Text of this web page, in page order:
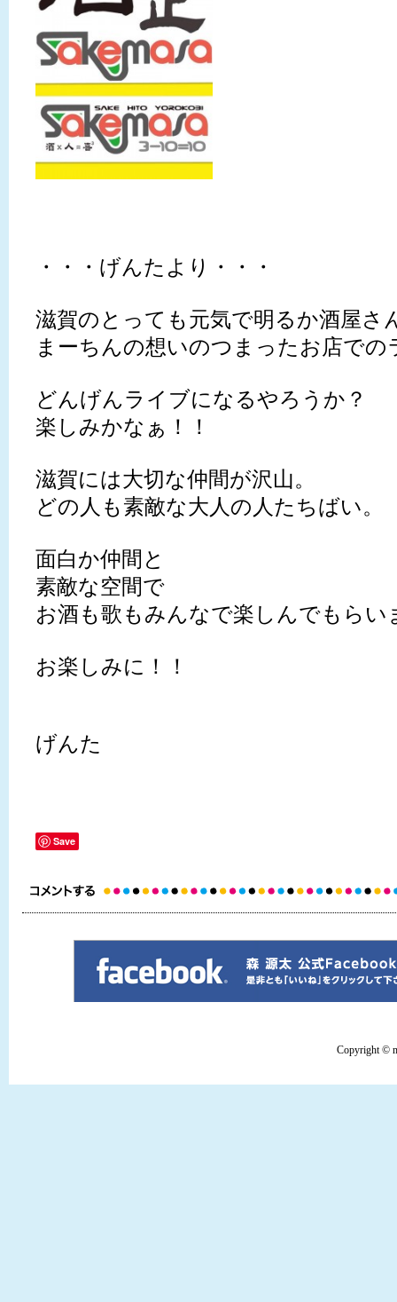
・・・げんたより・・・
滋賀のとっても元気で明るか酒屋さ
まーちんの想いのつまったお店での
どんげんライブになるやろうか？
楽しみかなぁ！！
滋賀には大切な仲間が沢山。
どの人も素敵な大人の人たちばい。
面白か仲間と
素敵な空間で
お酒も歌もみんなで楽しんでもらい
お楽しみに！！
げんた
Save
Copyright ©